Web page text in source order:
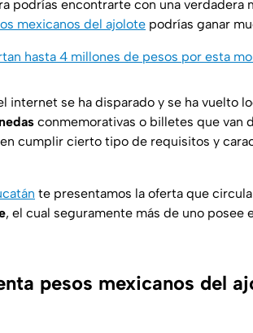
podrías encontrarte con una verdadera
mexicanos del ajolote podrías ganar
hasta 4 millones de pesos por esta
internet se ha disparado y se ha vuelto
conmemorativas o billetes que van
cumplir cierto tipo de requisitos y
te presentamos la oferta que
, el cual seguramente más de uno posee
pesos mexicanos del